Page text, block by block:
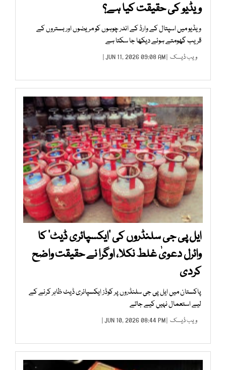
ویڈیو کی حقیقت کیا ہے؟
ویڈیو میں اسپتال کے وارڈ کے اندر چوہوں کو مریضوں اور بستروں کے
قریب گھومتے ہوئے دیکھا جا سکتا ہے
ویب ڈیسک | JUN 11, 2026 09:08 AM |
ایل پی جی سلنڈروں کی ’ایکسپائری ڈیٹ‘ کا
وائرل دعویٰ غلط نکلا، اوگرا نے حقیقت واضح
کردی
پاکستان میں ایل پی جی سلنڈروں پر کوڈز ایکسپائری ڈیٹ ظاہر کرنے کے
لیے استعمال نہیں کیے جاتے
ویب ڈیسک | JUN 10, 2026 08:44 PM |